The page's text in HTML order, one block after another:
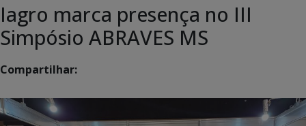
Iagro marca presença no III
Simpósio ABRAVES MS
Compartilhar: